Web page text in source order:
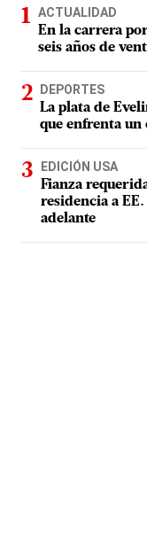
ACTUALIDAD
En la carrera
seis años de
DEPORTES
La plata de
que enfrenta
EDICIÓN USA
Fianza
residencia a
adelante